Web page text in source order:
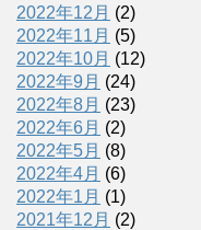
2022年12月 (2)
2022年11月 (5)
2022年10月 (12)
2022年9月 (24)
2022年8月 (23)
2022年6月 (2)
2022年5月 (8)
2022年4月 (6)
2022年1月 (1)
2021年12月 (2)